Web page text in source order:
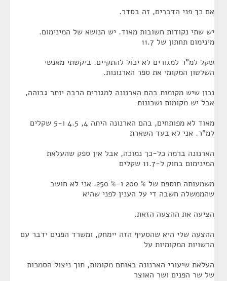
אם כך פני הדברים, זה בסדר.
יש שתי נקודות חשובות מאוד. יש הנושא של המינימום.
מינימום תחתון של 11.7
שקל למ"ר למגורים לא יכול להתקיים. ביקשתי מאנשי
השלטון המקומי את ספר הארנונות.
נכון שיש מקומות בהם הארנונה למגורים הרבה יותר גבוהה,
אבל יש מקומות ושכונות
מאוד לא מפותחים, בהם הארנונה היתה 4, 4.5 ו-5 שקלים
למ"ר. אני לא בעד השארת
הארנונה ברמה כל-כך נמוכה, אבל אין ספק שהעלאת
המינימום בחוק ל-11.7 שקלים
משמעותה תוספת של % 200 ו-% 250. אני לא חושב
שהממשלה חשבה די על הענין לפני שהיא
הציעה את ההצעה הזאת.
ההצעה שלי היא שהסעיף הזה יימחק, ומשרד הפנים ידבר עם
הרשויות המקומיות על
העלאת שיעורי הארנונה באותם מקומות, תוך ניצול הסמכות
של שר הפנים ושר האוצר